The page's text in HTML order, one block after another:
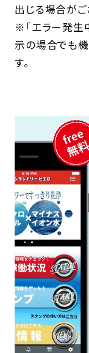
出じる場合がご
※「エラー発生
示の場合でも
す。